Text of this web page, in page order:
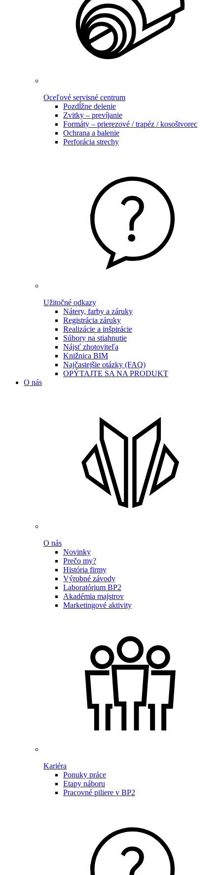
Oceľové servisné centrum
Pozdĺžne delenie
Zvitky – prevíjanie
Formáty – prierezové / trapéz / kosoštvorec
Ochrana a balenie
Perforácia strechy
Užitočné odkazy
Nátery, farby a záruky
Registrácia záruky
Realizácie a inšpirácie
Súbory na stiahnutie
Nájsť zhotoviteľa
Knižnica BIM
Najčastejšie otázky (FAQ)
OPÝTAJTE SA NA PRODUKT
O nás
O nás
Novinky
Prečo my?
História firmy
Výrobné závody
Laboratórium BP2
Akadémia majstrov
Marketingové aktivity
Kariéra
Ponuky práce
Etapy náboru
Pracovné piliere v BP2